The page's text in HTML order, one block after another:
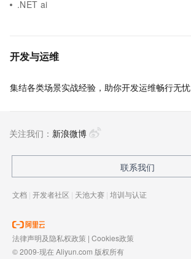
.NET ai
开发与运维
集结各类场景实战经验，助你开发运维畅行无忧
关注我们： 新浪微博
联系我们
文档 | 开发者社区 | 天池大赛 | 培训与认证
法律声明及隐私权政策 | Cookies政策
© 2009-现在 Aliyun.com 版权所有